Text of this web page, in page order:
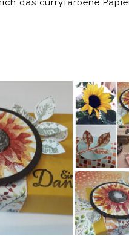
das curryfarbene